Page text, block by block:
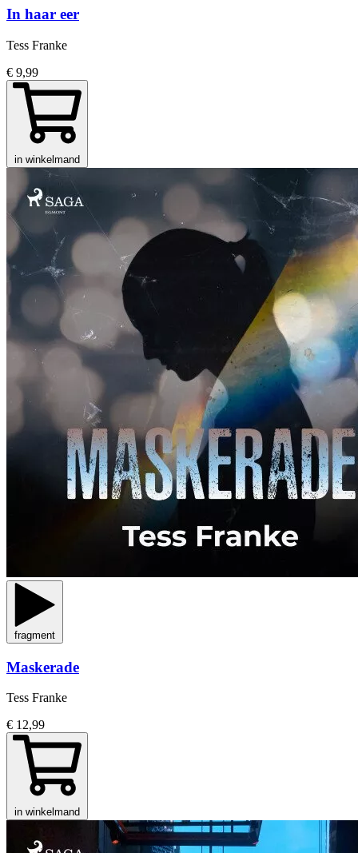
In haar eer
Tess Franke
€ 9,99
in winkelmand
fragment
Maskerade
Tess Franke
€ 12,99
in winkelmand